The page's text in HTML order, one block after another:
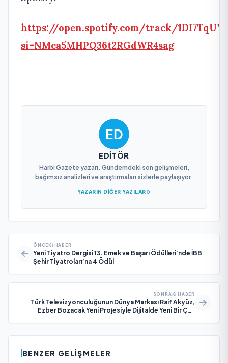
https://open.spotify.com/track/
si=NMca5MHPQ36t2RGdWR4sag
EDITÖR
Harbi Gazete yazarı. Gündemdeki son gelişmeleri,
bağımsız analizleri ve araştırmaları sizlerle paylaşıyor.
YAZARIN DIĞER YAZILARI
ÖNCEKI HABER
Yeni Tiyatro Dergisi 13. Emek ve Başarı Ödülleri’nde İBB
Şehir Tiyatroları’na 4 Ödül
SONRAKI HABER
Türk Televizyonculuğunun Dünya Markası Raif Akyüz,
Ezber Bozacak Yeni Projesiyle Dijitalde Yeni Bir Çağ
BENZER GELIŞMELER